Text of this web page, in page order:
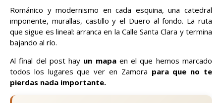
Románico y modernismo en cada esquina, una catedral
imponente, murallas, castillo y el Duero al fondo. La ruta
que sigue es lineal: arranca en la Calle Santa Clara y termina
bajando al río.
Al final del post hay un mapaen el que hemos marcado
todos los lugares que ver en Zamora para que no te
pierdas nada importante.